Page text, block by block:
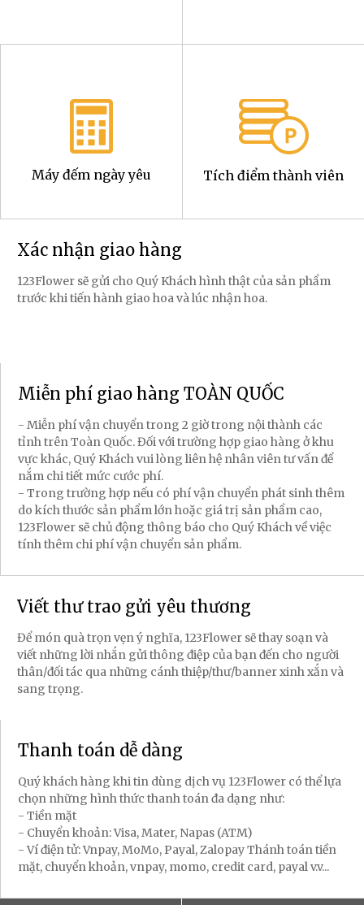
Máy đếm ngày yêu Tích điểm thành viên
Xác nhận giao hàng
123Flower sẽ gửi cho Quý Khách hình thật của sản phẩm
trước khi tiến hành giao hoa và lúc nhận hoa.
Miễn phí giao hàng TOÀN QUỐC
- Miễn phí vận chuyển trong 2 giờ trong nội thành các
tỉnh trên Toàn Quốc. Đối với trường hợp giao hàng ở khu
vực khác, Quý Khách vui lòng liên hệ nhân viên tư vấn để
nắm chi tiết mức cước phí.
- Trong trường hợp nếu có phí vận chuyển phát sinh thêm
do kích thước sản phẩm lớn hoặc giá trị sản phẩm cao,
123Flower sẽ chủ động thông báo cho Quý Khách về việc
tính thêm chi phí vận chuyển sản phẩm.
Viết thư trao gửi yêu thương
Để món quà trọn vẹn ý nghĩa, 123Flower sẽ thay soạn và
viết những lời nhắn gửi thông điệp của bạn đến cho người
thân/đối tác qua những cánh thiệp/thư/banner xinh xắn và
sang trọng.
Thanh toán dễ dàng
Quý khách hàng khi tin dùng dịch vụ 123Flower có thể lựa
chọn những hình thức thanh toán đa dạng như:
- Tiền mặt
- Chuyển khoản: Visa, Mater, Napas (ATM)
- Ví điện tử: Vnpay, MoMo, Payal, Zalopay Thánh toán tiền
mặt, chuyển khoản, vnpay, momo, credit card, payal v.v...